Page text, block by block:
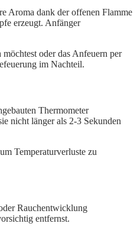
Aroma dank der offenen Flamme
erzeugt. Anfänger
oder das Anfeuern per
im Nachteil.
Thermometer
nicht länger als 2-3 Sekunden
Temperaturverluste zu
Rauchentwicklung
entfernst.